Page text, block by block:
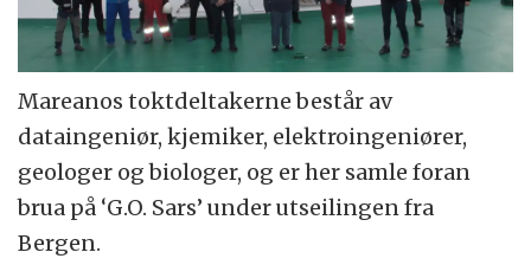
Mareanos toktdeltakerne består av
dataingeniør, kjemiker, elektroingeniører,
geologer og biologer, og er her samle foran
brua på ‘G.O. Sars’ under utseilingen fra
Bergen.